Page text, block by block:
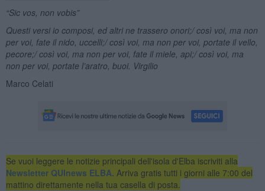
“Sic vos, non vobis”
Questi versi io composi, ed altri ne trassero onori;/ così voi, ma non
per voi, fate il nido, uccelli;/ così voi, ma non per voi, portate il vello,
pecore;/ così voi, ma non per voi, fate il miele, api;/ così voi, ma
non per voi, portate l’aratro, buoi. Virgilio
Marco Celati
Se vuoi leggere le notizie principali dell'isola d'Elba iscriviti alla
Newsletter QUInews ELBA. Arriva gratis tutti i giorni alle 7:00 del
mattino direttamente nella tua casella di posta.